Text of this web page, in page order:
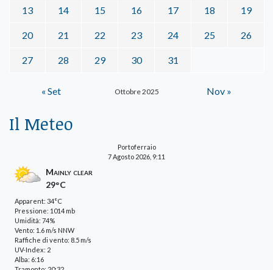
Ottobre 2025
13 14 15 16 17 18 19
20 21 22 23 24 25 26
27 28 29 30 31
« Set Nov »
Il Meteo
Portoferraio
7 Agosto 2026, 9:11
Mainly clear
29°C
Apparent: 34°C
Pressione: 1014 mb
Umidità: 74%
Vento: 1.6 m/s NNW
Raffiche di vento: 8.5 m/s
UV-Index: 2
Alba: 6:16